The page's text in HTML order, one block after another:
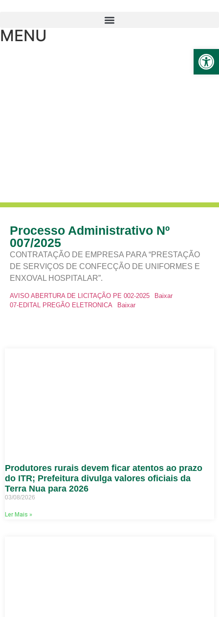
MENU
Processo Administrativo Nº
007/2025
CONTRATAÇÃO DE EMPRESA PARA “PRESTAÇÃO
DE SERVIÇOS DE CONFECÇÃO DE UNIFORMES E
ENXOVAL HOSPITALAR”.
AVISO ABERTURA DE LICITAÇÃO PE 002-2025
Baixar
07-EDITAL PREGÃO ELETRONICA
Baixar
Produtores rurais devem ficar atentos ao prazo
do ITR; Prefeitura divulga valores oficiais da
Terra Nua para 2026
03/08/2026
Ler Mais »